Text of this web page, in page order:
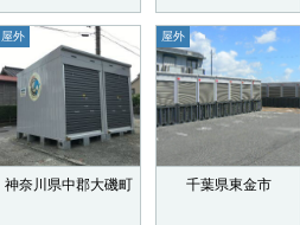
屋外
神奈川県中郡大磯町
屋外
千葉県東金市